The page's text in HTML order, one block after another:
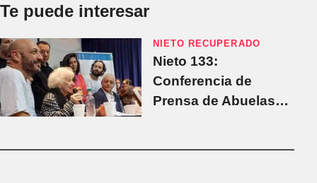
Te puede interesar
NIETO RECUPERADO
Nieto 133:
Conferencia de
Prensa de Abuelas